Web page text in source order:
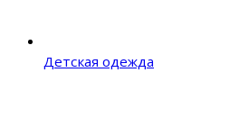
Детская одежда